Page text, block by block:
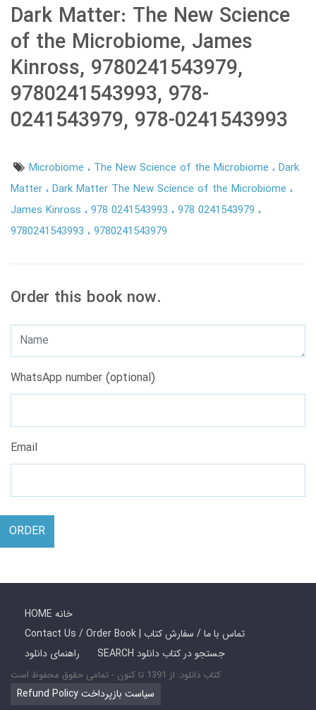
Dark Matter: The New Science
of the Microbiome, James
Kinross, 9780241543979,
9780241543993, 978-
0241543979, 978-0241543993
Microbiome The New Science of the Microbiome Dark
Matter Dark Matter The New Science of the Microbiome
James Kinross
978 0241543993
978 0241543979
9780241543993
9780241543979
Order this book now.
WhatsApp number (optional)
Email
ORDER
HOME خانه
Contact Us / Order Book | تماس با ما / سفارش کتاب
راهنمای دانلود
SEARCH جستجو در کتاب دانلود
کتاب دانلود: از 1391 تا کنون - تمامی حقوق محفوظ است
Refund Policy سیاست بازپرداخت